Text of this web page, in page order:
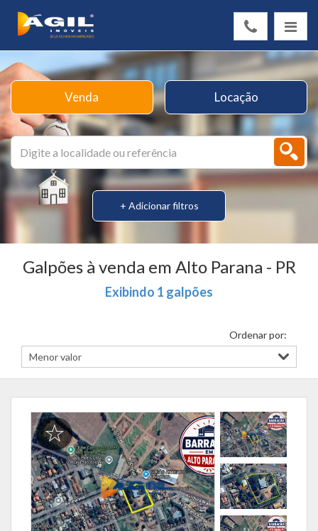
Venda Locação
+ Adicionar filtros
Galpões à venda em Alto Parana - PR
Exibindo 1 galpões
Ordenar por: